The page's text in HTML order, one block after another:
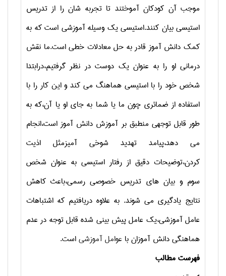
موجب آن کودکان آموختند تا تجربه شان را از تدریس
استیسی بیان کنند.استیسی یک وسیله آموزشی است که به
کمک دانش آموز قادر به حل معادلات خطی است.ما نقش
درمانی او را به عنوان یک دوست در نظر گرفتیم،درابتدا
شخص خود را با استیسی هماهنگ می کند و این کار را با
استفاده از ضمائری چون ما یا شما به جای او یا آن،که به
طور قابل توجهی منطبق بر آموزش دانش آموز است،انجام
می دهد،پیامد تهدید شوخی آمیزمثل اذیت
کردن،توضیحات دقیق از رفتار استیسی به عنوان شخص
سوم و بیان های تدریس خصوصی رسمی،باعث کاهش
نتایج یادگیری می شوند. به علاوه دریافتیم که اشتباهات
عامل آموزشی،یک عامل پیش بینی شده قابل توجه در عدم
هماهنگی دانش آموزان با عوامل آموزشیاست.
فهرست مطالب